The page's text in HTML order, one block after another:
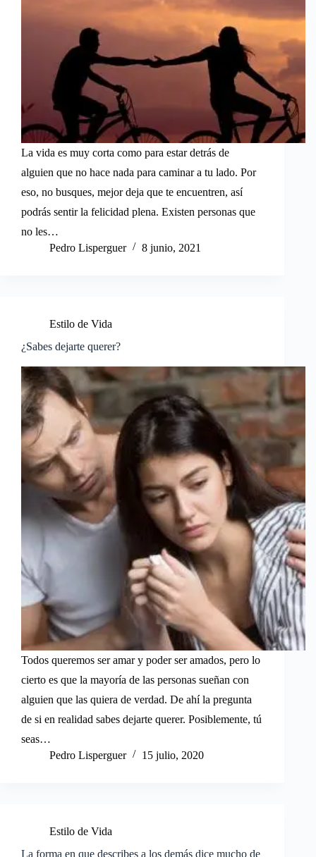
La vida es muy corta como para estar detrás de
alguien que no hace nada para caminar a tu lado. Por
eso, no busques, mejor deja que te encuentren, así
podrás sentir la felicidad plena. Existen personas que
no les…
Pedro Lisperguer
8 junio, 2021
Estilo de Vida
¿Sabes dejarte querer?
Todos queremos ser amar y poder ser amados, pero lo
cierto es que la mayoría de las personas sueñan con
alguien que las quiera de verdad. De ahí la pregunta
de si en realidad sabes dejarte querer. Posiblemente, tú
seas…
Pedro Lisperguer
15 julio, 2020
Estilo de Vida
La forma en que describes a los demás dice mucho de